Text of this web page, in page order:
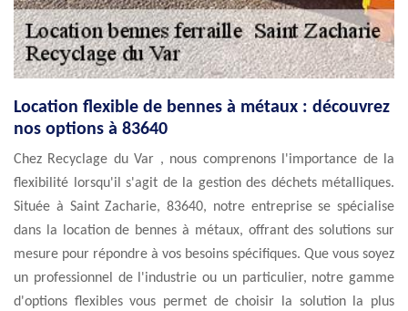
Location flexible de bennes à métaux : découvrez
nos options à 83640
Chez Recyclage du Var , nous comprenons l'importance de la
flexibilité lorsqu'il s'agit de la gestion des déchets métalliques.
Située à Saint Zacharie, 83640, notre entreprise se spécialise
dans la location de bennes à métaux, offrant des solutions sur
mesure pour répondre à vos besoins spécifiques. Que vous soyez
un professionnel de l'industrie ou un particulier, notre gamme
d'options flexibles vous permet de choisir la solution la plus